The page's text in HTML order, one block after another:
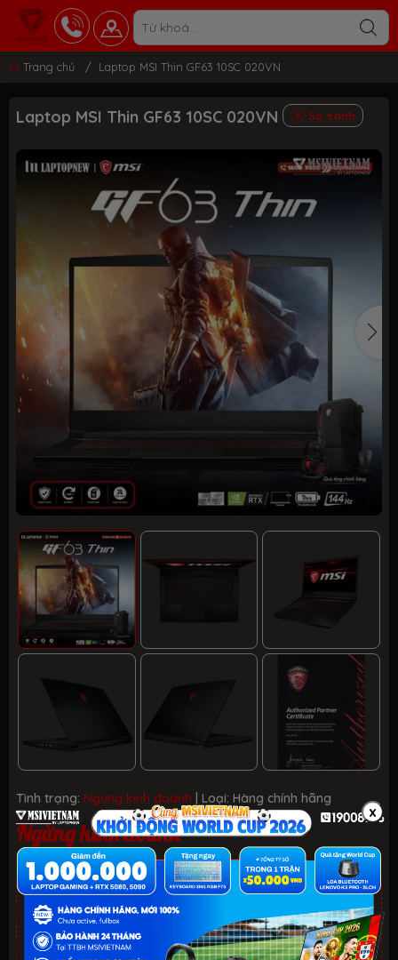
Trang chủ / Laptop MSI Thin GF63 10SC 020VN
Laptop MSI Thin GF63 10SC 020VN So sánh
Tình trạng: Ngừng kinh doanh | Loại: Hàng chính hãng
Ngừng kinh doanh
ƯU ĐÃI TỐT NHẤT TRONG NĂM
HELLO SUMMER 2026.
Xem chi tiết
- Laptop văn phòng. Giảm đến 700K
x